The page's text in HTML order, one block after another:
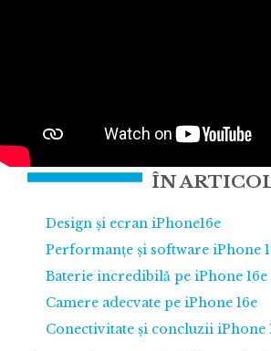
ÎN
Design și ecran iPhone16e
Performanțe și software iPhone
Baterie incredibilă pe iPhone 16e
Camere adecvate pe iPhone 16e
Conectivitate și concluzii iPhone